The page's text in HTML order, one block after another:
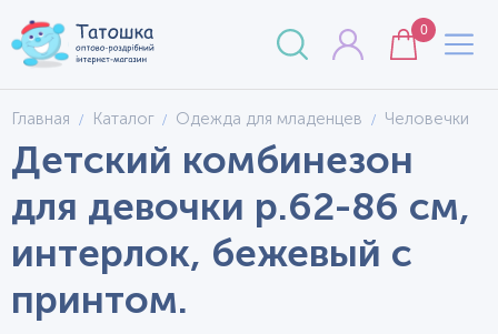
0
Главная Каталог Одежда для младенцев Человечки
Детский комбинезон
для девочки р.62-86 см,
интерлок, бежевый с
принтом.